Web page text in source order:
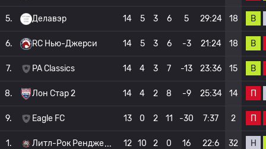
5. Делавэр 14 5 3 6 5 29:24 18 В
6. RC Нью-Джерси 14 5 3 6 -3 21:24 18 В
7. PA Classics 14 4 3 7 -13 23:36 15 В
8. Лон Стар 2 14 4 2 8 -9 25:34 14 П
9. Eagle FC 13 0 2 11 -30 7:37 2 П
1. Литл-Рок Рендже 12 10 2 0 16 22:6 32 Н